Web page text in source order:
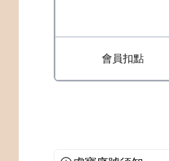
會員扣點